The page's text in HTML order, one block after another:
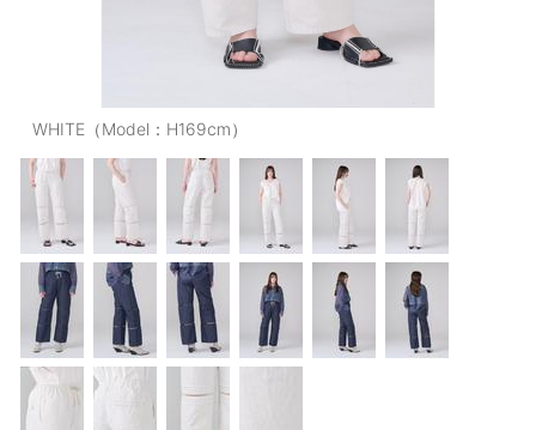
PANTS/SKIRT : パンツ・スカート
TOPS : トップス
OUTERS : アウター
OUTLET : アウトレット
MENS : メンズ
LADIES : レディース
新規会員登録
WHITE（Model：H169cm）